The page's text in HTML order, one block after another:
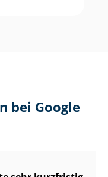
bei Google